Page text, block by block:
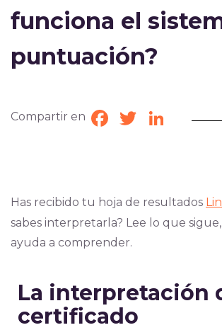
funciona el
puntuación?
Compartir en Facebook
TwitterLinkedIn
Has recibido tu hoja de resultados
sa bes interpretarla? Lee lo que
ayuda a comprender.
La interpretación
certificado